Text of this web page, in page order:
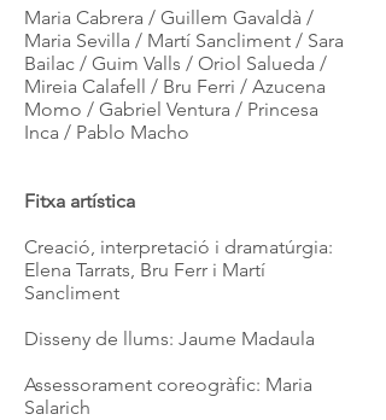
Maria Cabrera / Guillem Gavaldà /
Maria Sevilla / Martí Sancliment / Sara
Bailac / Guim Valls / Oriol Salueda /
Mireia Calafell / Bru Ferri / Azucena
Momo / Gabriel Ventura / Princesa
Inca / Pablo Macho
Fitxa artística
Creació, interpretació i dramatúrgia:
Elena Tarrats, Bru Ferr i Martí
Sancliment
Disseny de llums: Jaume Madaula
Assessorament coreogràfic: Maria
Salarich